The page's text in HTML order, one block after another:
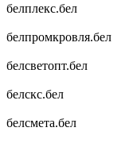
белплекс.бел
белпромкровля.бел
белсветопт.бел
белскс.бел
белсмета.бел